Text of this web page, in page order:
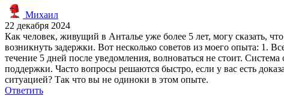
Михаил
22 декабря 2024
Как человек, живущий в Анталье уже более 5 лет, могу сказать,
возникнуть задержки. Вот несколько советов из моего опыта: 1.
течение 5 дней после уведомления, волноваться не стоит.
поддержки. Часто вопросы решаются быстро, если у вас есть
ситуацией? Так что вы не одиноки в этом опыте.
Ответить